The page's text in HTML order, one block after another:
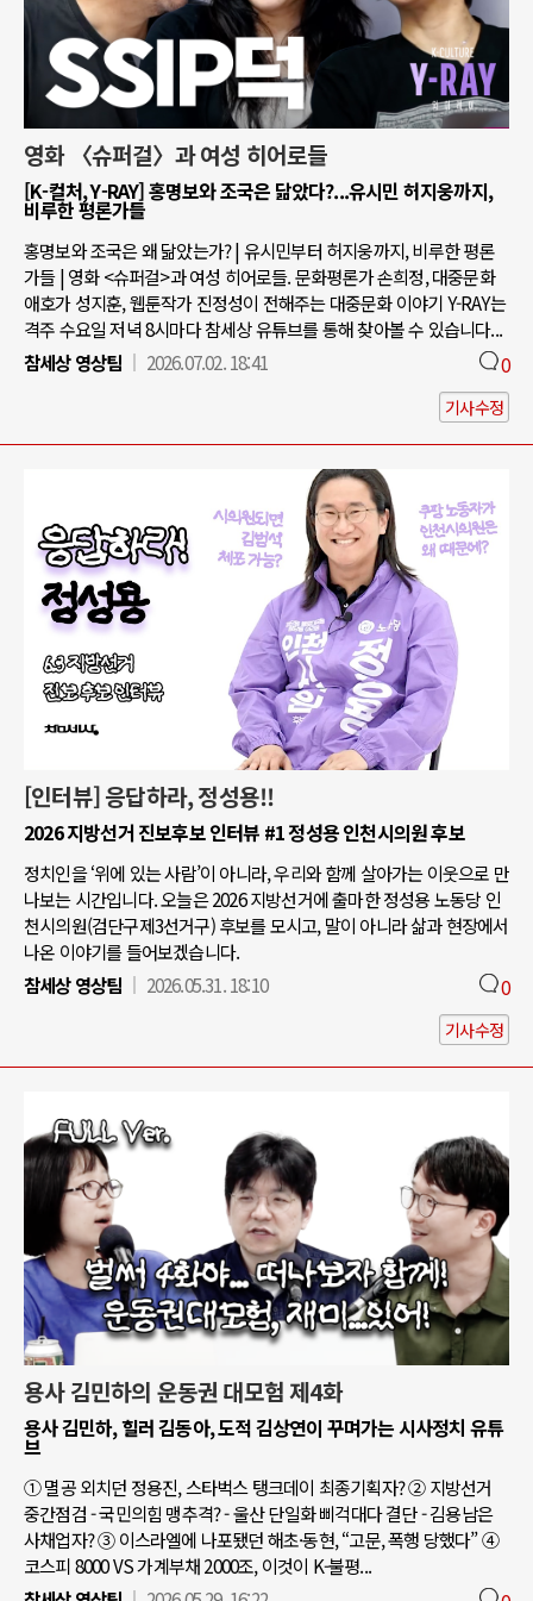
영화 〈슈퍼걸〉과 여성 히어로들
[K-컬처, Y-RAY] 홍명보와 조국은 닮았다?...유시민 허지웅까지,
비루한 평론가들
홍명보와 조국은 왜 닮았는가? | 유시민부터 허지웅까지, 비루한 평론
가들 | 영화 <슈퍼걸>과 여성 히어로들. 문화평론가 손희정, 대중문화
애호가 성지훈, 웹툰작가 진정성이 전해주는 대중문화 이야기 Y-RAY는
격주 수요일 저녁 8시마다 참세상 유튜브를 통해 찾아볼 수 있습니다...
참세상 영상팀
2026.07.02. 18:41 0
기사수정
[인터뷰] 응답하라, 정성용!!
2026 지방선거 진보후보 인터뷰 #1 정성용 인천시의원 후보
정치인을 ‘위에 있는 사람’이 아니라, 우리와 함께 살아가는 이웃으로 만
나보는 시간입니다. 오늘은 2026 지방선거에 출마한 정성용 노동당 인
천시의원(검단구제3선거구) 후보를 모시고, 말이 아니라 삶과 현장에서
나온 이야기를 들어보겠습니다.
참세상 영상팀
2026.05.31. 18:10 0
기사수정
용사 김민하의 운동권 대모험 제4화
용사 김민하, 힐러 김동아, 도적 김상연이 꾸며가는 시사정치 유튜
브
① 멸공 외치던 정용진, 스타벅스 탱크데이 최종기획자? ② 지방선거
중간점검 - 국민의힘 맹추격? - 울산 단일화 삐걱대다 결단 - 김용남은
사채업자? ③ 이스라엘에 나포됐던 해초·동현, “고문, 폭행 당했다” ④
코스피 8000 VS 가계부채 2000조, 이것이 K-불평...